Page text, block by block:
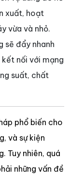
xuất, hoạt
vừa và nhỏ.
sẽ đẩy nhanh
nối với mạng
suất, chất
phổ biến cho
và sự kiện
Tuy nhiên, quá
những vấn đề